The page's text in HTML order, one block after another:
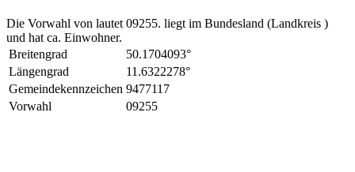
Die Vorwahl von lautet 09255. liegt im Bundesland (Landkreis )
und hat ca. Einwohner.
Breitengrad
50.1704093°
Längengrad
11.6322278°
Gemeindekennzeichen 9477117
Vorwahl
09255